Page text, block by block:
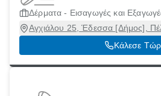
Δέρματα - Εισαγωγές και
Αγχιάλου 25, Έδεσσα [Δήμος],
Κάλεσε